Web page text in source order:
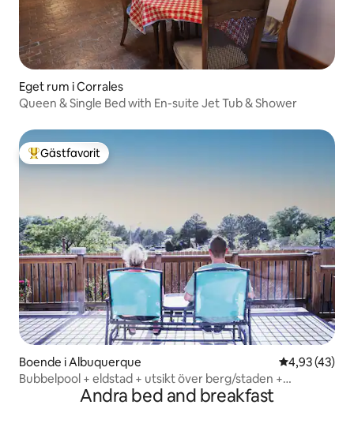
Eget rum i Corrales
Queen & Single Bed with En-suite Jet Tub & Shower
Populär gästfavorit
Gästfavorit
Boende i Albuquerque 4,93 av 5 i
4,93 (43)
Bubbelpool + eldstad + utsikt över berg/staden +
husdjursvänligt + vandring!
Andra bed and breakfast